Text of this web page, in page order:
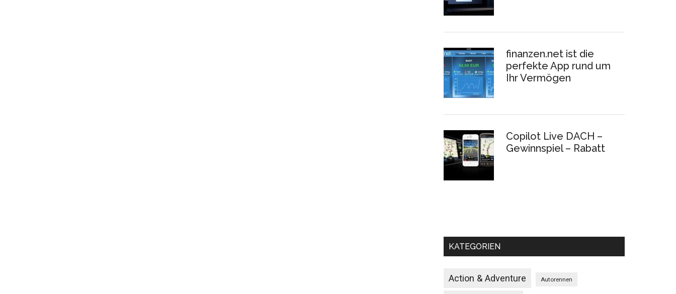
finanzen.net ist die
perfekte App rund um
Ihr Vermögen
Copilot Live DACH –
Gewinnspiel – Rabatt
KATEGORIEN
Action & Adventure Autorennen